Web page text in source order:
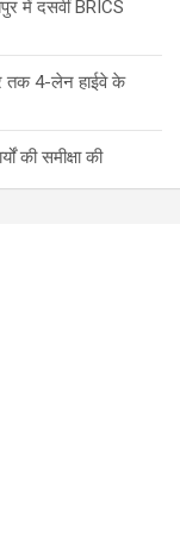
में दसवीं BRICS
तक 4-लेन हाईवे के
की समीक्षा की